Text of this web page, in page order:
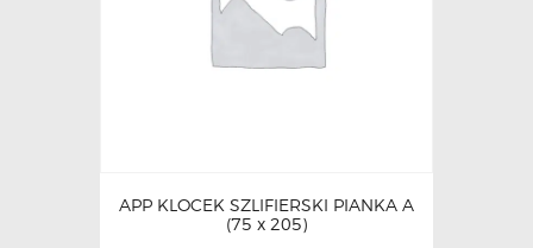
APP KLOCEK SZLIFIERSKI PIANKA A
(75 x 205)